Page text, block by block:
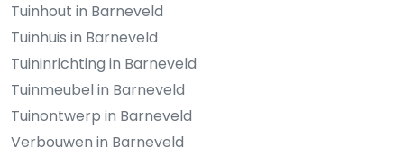
Tuinhout in Barneveld
Tuinhuis in Barneveld
Tuininrichting in Barneveld
Tuinmeubel in Barneveld
Tuinontwerp in Barneveld
Verbouwen in Barneveld